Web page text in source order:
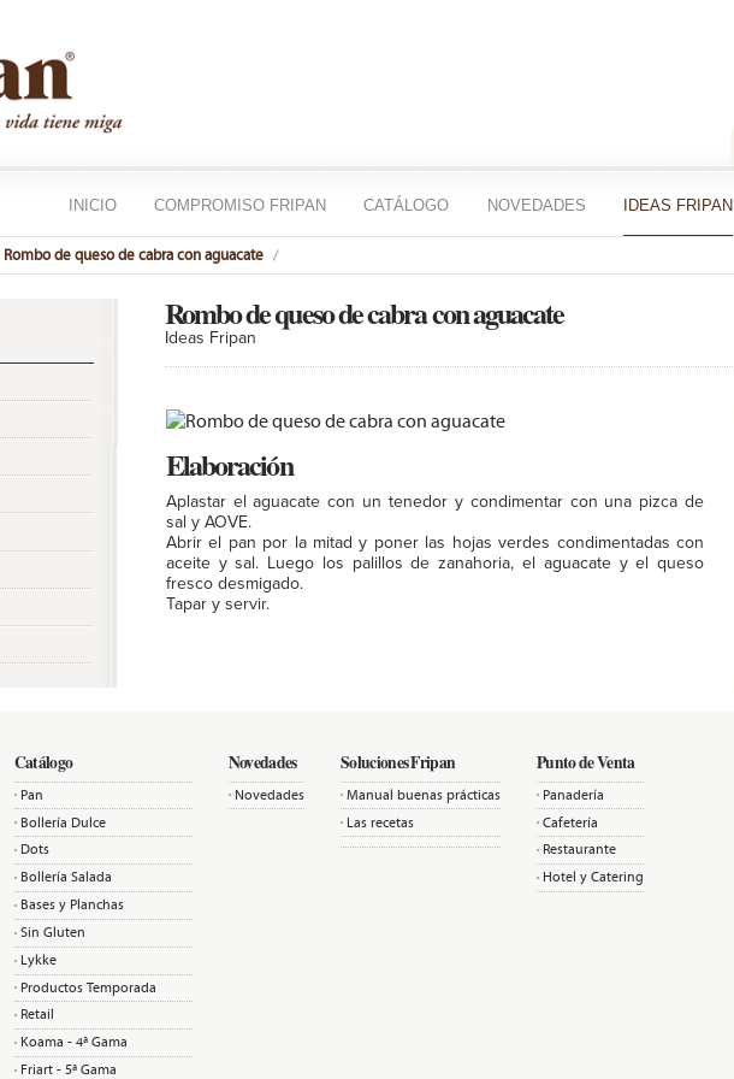
INICIO COMPROMISO FRIPAN CATÁLOGO NOVEDADES IDEAS FRIPAN
Rombo de queso de cabra con aguacate
Rombo de queso de cabra con aguacate
Ideas Fripan
Elaboración
Aplastar el aguacate con un tenedor y condimentar con una pizca de
sal y AOVE.
Abrir el pan por la mitad y poner las hojas verdes condimentadas con
aceite y sal. Luego los palillos de zanahoria, el aguacate y el queso
fresco desmigado.
Tapar y servir.
Catálogo
Pan
Bollería Dulce
Dots
Bollería Salada
Bases y Planchas
Sin Gluten
Lykke
Productos Temporada
Retail
Koama - 4ª Gama
Friart - 5ª Gama
Novedades
Novedades
Soluciones Fripan
Manual buenas prácticas
Las recetas
Punto de Venta
Panadería
Cafetería
Restaurante
Hotel y Catering